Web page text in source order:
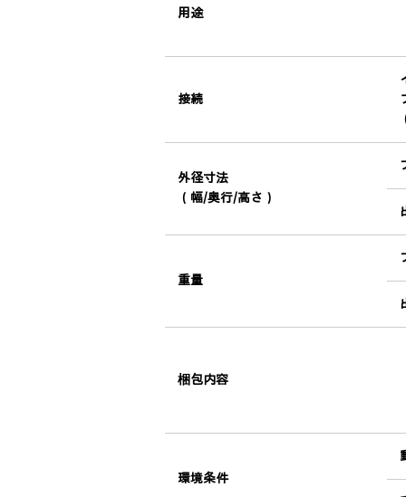
用途
接続
外径寸法
（幅/奥行/高さ）
重量
梱包内容
環境条件